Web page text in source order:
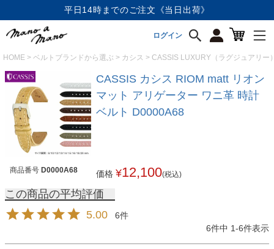
平日14時までのご注文《当日出荷》
ログイン
HOME ベルトブランドから選ぶ カシス CASSIS LUXURY（ラグジュアリー
CASSIS カシス RIOM matt リオン
マット アリゲーター ワニ革 時計
ベルト D0000A68
商品番号 D0000A68 価格 ¥12,100(税込)
5.00
6
6件中 1-6件表示